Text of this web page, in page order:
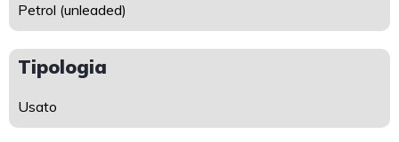
Petrol (unleaded)
Tipologia
Usato